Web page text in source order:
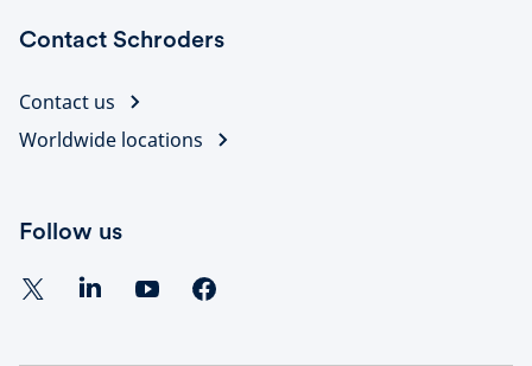
Contact Schroders
Contact us
Worldwide locations
Follow us